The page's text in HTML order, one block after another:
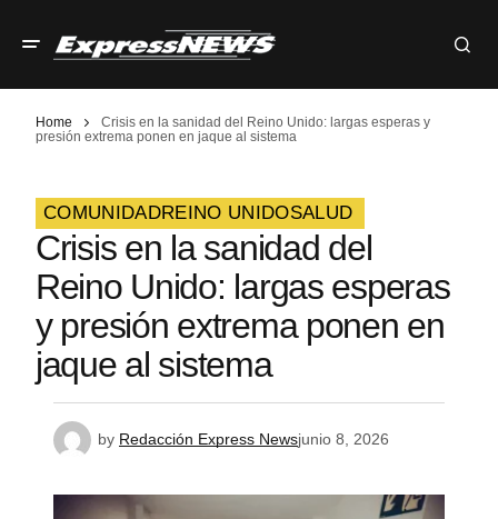
Home
Crisis en la sanidad del Reino Unido: largas esperas y
presión extrema ponen en jaque al sistema
COMUNIDADREINO UNIDOSALUD
Crisis en la sanidad del
Reino Unido: largas esperas
y presión extrema ponen en
jaque al sistema
by Redacción Express Newsjunio 8, 2026